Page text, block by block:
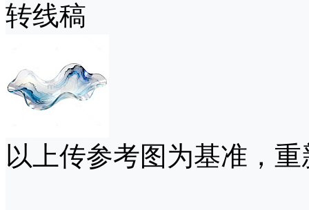
转线稿
以上传参考图为基准，